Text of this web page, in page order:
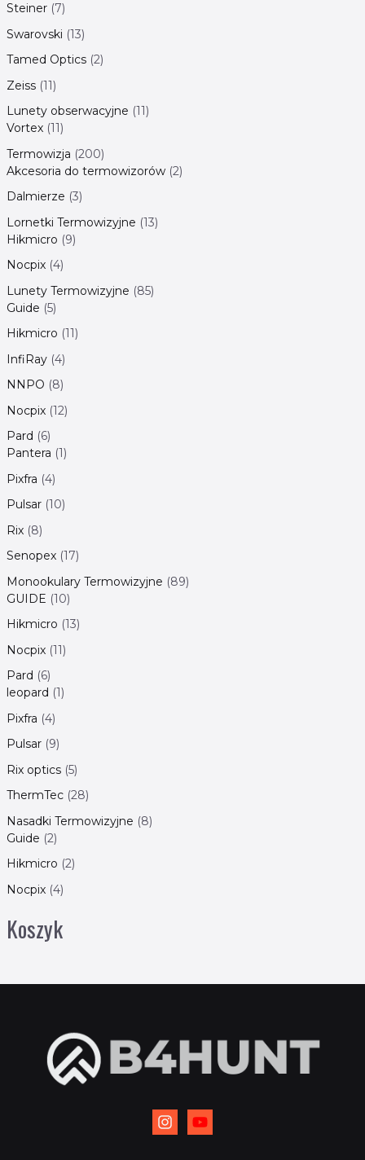
Steiner 7
Swarovski 13
Tamed Optics 2
Zeiss 11
Lunety obserwacyjne 11
Vortex 11
Termowizja 200
Akcesoria do termowizorów 2
Dalmierze 3
Lornetki Termowizyjne 13
Hikmicro 9
Nocpix 4
Lunety Termowizyjne 85
Guide 5
Hikmicro 11
InfiRay 4
NNPO 8
Nocpix 12
Pard 6
Pantera 1
Pixfra 4
Pulsar 10
Rix 8
Senopex 17
Monookulary Termowizyjne 89
GUIDE 10
Hikmicro 13
Nocpix 11
Pard 6
leopard 1
Pixfra 4
Pulsar 9
Rix optics 5
ThermTec 28
Nasadki Termowizyjne 8
Guide 2
Hikmicro 2
Nocpix 4
Koszyk